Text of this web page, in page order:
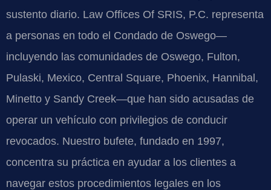
sustento diario. Law Offices Of SRIS, P.C. representa
a personas en todo el Condado de Oswego—
incluyendo las comunidades de Oswego, Fulton,
Pulaski, Mexico, Central Square, Phoenix, Hannibal,
Minetto y Sandy Creek—que han sido acusadas de
operar un vehículo con privilegios de conducir
revocados. Nuestro bufete, fundado en 1997,
concentra su práctica en ayudar a los clientes a
navegar estos procedimientos legales en los